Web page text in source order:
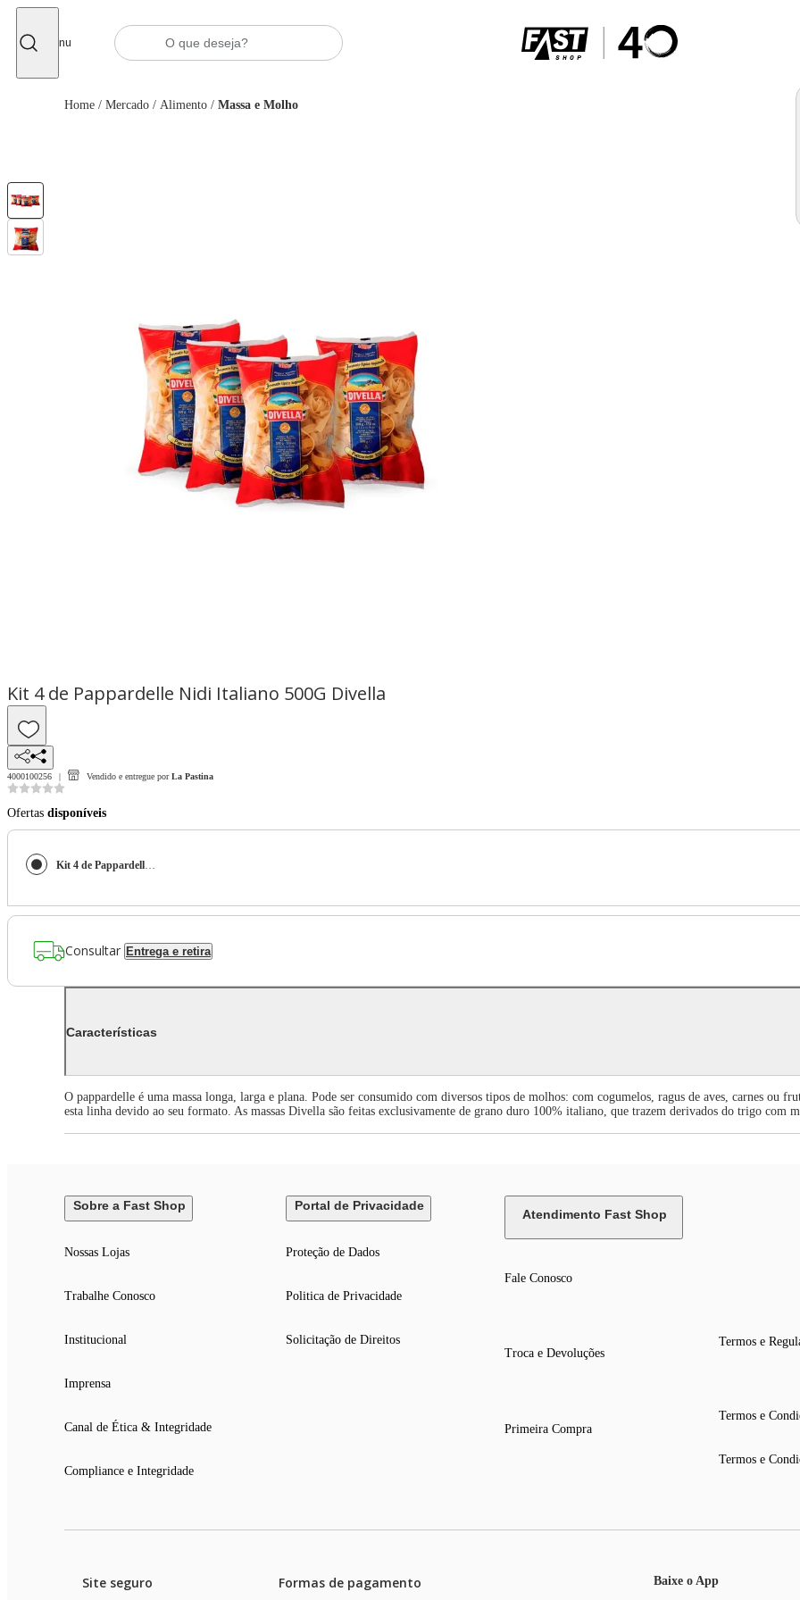
Menu
Home / Mercado / Alimento / Massa e Molho
Kit 4 de Pappardelle Nidi Italiano 500G Divella
4000100256 Vendido e entregue por La Pastina
Ofertas disponíveis
Kit 4 de Pappardelle Nidi Italiano 500G Divella
Consultar Entrega e retira
Características
O pappardelle é uma massa longa, larga e plana. Pode ser consumido com diversos tipos de molhos: com cogumelos, ragus de aves, carnes
esta linha devido ao seu formato. As massas Divella são feitas exclusivamente de grano duro 100% italiano, que trazem derivados do trigo com
Sobre a Fast Shop
Nossas Lojas
Trabalhe Conosco
Institucional
Imprensa
Canal de Ética & Integridade
Compliance e Integridade
Portal de Privacidade
Proteção de Dados
Politica de Privacidade
Solicitação de Direitos
Atendimento Fast Shop
Fale Conosco
Troca e Devoluções
Primeira Compra
Termos e
Termos e
Termos e
Site seguro Formas de pagamento Baixe o App